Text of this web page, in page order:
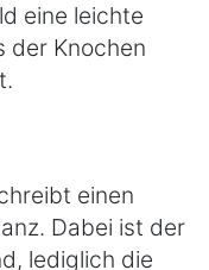
eine leichte
der Knochen
einen
Dabei ist der
lediglich die